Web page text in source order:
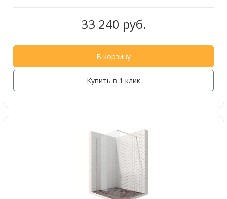
33 240 руб.
В корзину
Купить в 1 клик